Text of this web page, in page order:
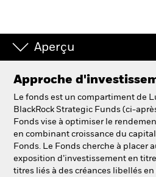
BlackRock
iShares
Aladdin
Notre société
Aperçu
Approche
Le fonds est un compartiment de
BlackRock Strategic Funds (ci-
Fonds vise à optimiser le
en combinant croissance du
Fonds. Le Fonds cherche à placer
exposition d’investissement en
titres liés à des créances libellés